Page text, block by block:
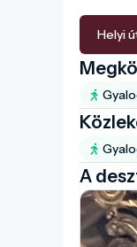
Helyi
A